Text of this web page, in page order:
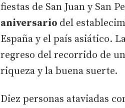
fiestas de San Juan y San
aniversario del
España y el país asiático.
regreso del recorrido de
riqueza y la buena suerte.
Diez personas ataviadas